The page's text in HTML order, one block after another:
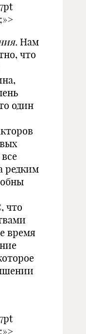
Нам
что
один
редким
что
время